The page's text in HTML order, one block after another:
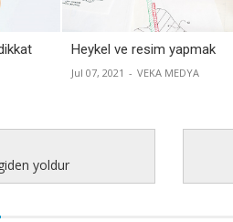
Heykel ve resim yapmak
Jul 07, 2021 - VEKA MEDYA
yoldur